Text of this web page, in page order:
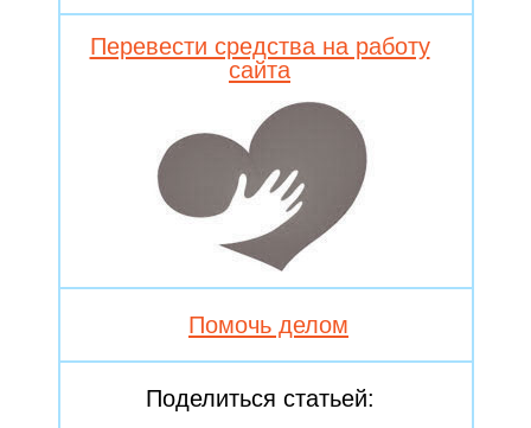
Перевести средства на работу
сайта
Помочь делом
Поделиться статьей: